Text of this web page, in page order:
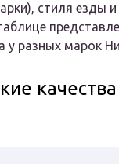
стиля езды и
у разных марок